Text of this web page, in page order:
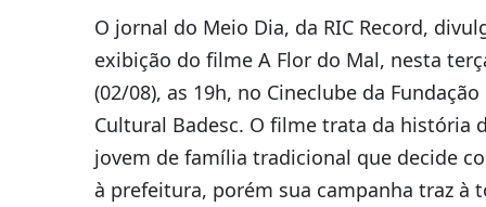
O jornal do Meio Dia, da RIC Record,
exibição do filme A Flor do Mal, nesta
(02/08), as 19h, no Cineclube da Fundação
Cultural Badesc. O filme trata da história
jovem de família tradicional que decide
à prefeitura, porém sua campanha traz à